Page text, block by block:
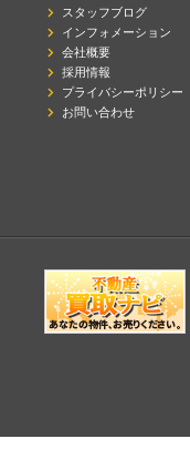
スタッフブログ
インフォメーション
会社概要
採用情報
プライバシーポリシー
お問い合わせ